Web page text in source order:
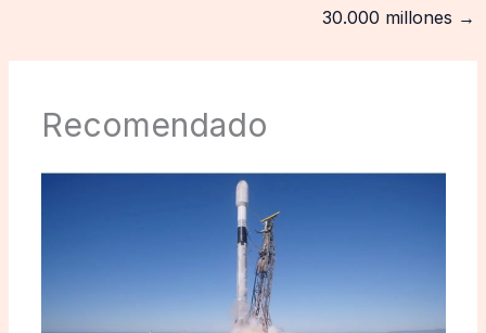
30.000 millones →
Recomendado